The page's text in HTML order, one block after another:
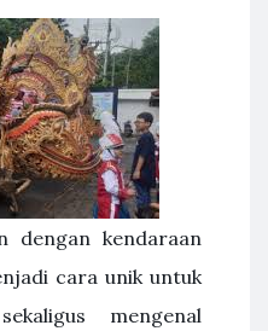
dengan kendaraan
cara unik untuk
mengenal